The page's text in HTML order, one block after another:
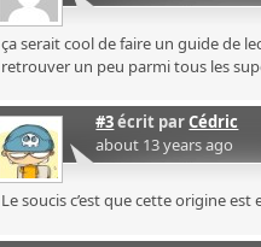
ça serait cool de faire un guide de
retrouver un peu parmi tous les
#3écrit parCédric
about 13 years ago
Le soucis c’est que cette origine est